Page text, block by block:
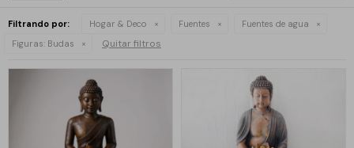
Filtrando por: Hogar & Deco Fuentes
Fuentes de agua
Figuras: Budas Quitar filtros